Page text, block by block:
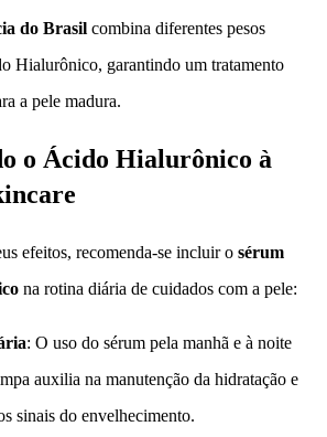
do Brasil combina diferentes pesos
Hialurônico, garantindo um tratamento
a pele madura.
o Ácido Hialurônico à
efeitos, recomenda-se incluir o sérum
na rotina diária de cuidados com a pele:
: O uso do sérum pela manhã e à noite
auxilia na manutenção da hidratação e
sinais do envelhecimento.